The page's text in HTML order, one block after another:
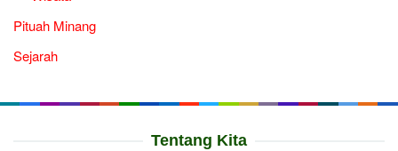
Pituah Minang
Sejarah
Tentang Kita